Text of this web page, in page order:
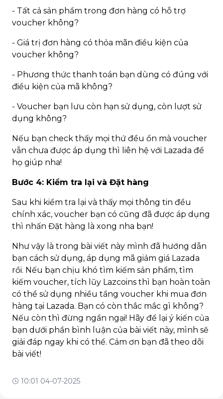
- Tất cả sản phẩm trong đơn hàng có hỗ trợ
voucher không?
- Giá trị đơn hàng có thỏa mãn điều kiện của
voucher không?
- Phương thức thanh toán bạn dùng có đúng với
điều kiện của mã không?
- Voucher bạn lưu còn hạn sử dụng, còn lượt sử
dụng không?
Nếu bạn check thấy mọi thứ đều ổn mà voucher
vẫn chưa được áp dụng thì liên hệ với Lazada để
họ giúp nha!
Bước 4: Kiểm tra lại và Đặt hàng
Sau khi kiểm tra lại và thấy mọi thông tin đều
chính xác, voucher bạn có cũng đã được áp dụng
thì nhấn Đặt hàng là xong nha bạn!
Như vậy là trong bài viết này mình đã hướng dẫn
bạn cách sử dụng, áp dụng mã giảm giá Lazada
rồi. Nếu bạn chịu khó tìm kiếm sản phẩm, tìm
kiếm voucher, tích lũy Lazcoins thì bạn hoàn toàn
có thể sử dụng nhiều tầng voucher khi mua đơn
hàng tại Lazada. Bạn có còn thắc mắc gì không?
Nếu còn thì đừng ngần ngại! Hãy để lại ý kiến của
bạn dưới phần bình luận của bài viết này, mình sẽ
giải đáp ngay khi có thể. Cảm ơn bạn đã theo dõi
bài viết!
10:01 04-07-2025